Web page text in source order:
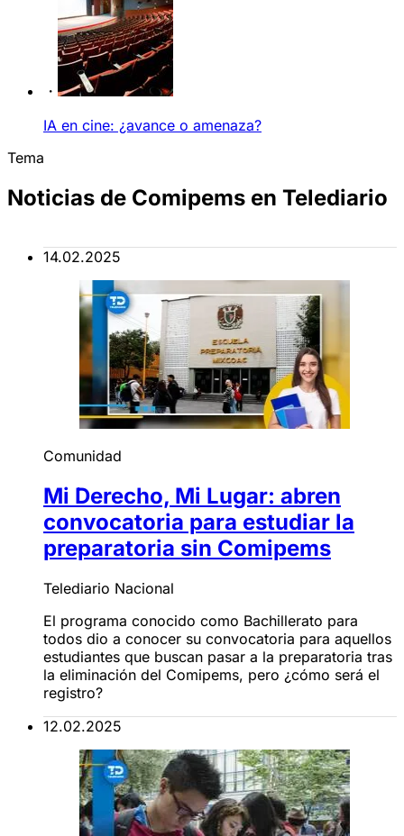
IA en cine: ¿avance o amenaza?
Tema
Noticias de Comipems en Telediario
14.02.2025
Comunidad
Mi Derecho, Mi Lugar: abren
convocatoria para estudiar la
preparatoria sin Comipems
Telediario Nacional
El programa conocido como Bachillerato para
todos dio a conocer su convocatoria para aquellos
estudiantes que buscan pasar a la preparatoria tras
la eliminación del Comipems, pero ¿cómo será el
registro?
12.02.2025